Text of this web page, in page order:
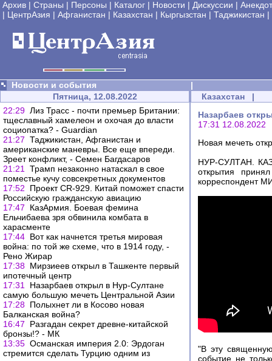
Архив | Страны | Персоны | Каталог | Новости | Дискуссии |
| ЦентрАзия | Афганистан | Казахстан | Кыргызстан | Таджикистан |
Новости и события
|
Пятница, 12.08.2022
22:29 Лиз Трасс - почти премьер Британии:
тщеславный хамелеон и охочая до власти
социопатка? - Guardian
21:27 Таджикистан, Афганистан и
американские маневры. Все еще впереди.
Зреет конфликт, - Семен Багдасаров
21:21
Трамп незаконно натаскал в свое
поместье кучу совсекретных документов
17:52
Проект CR-929. Китай поможет спасти
Российскую гражданскую авиацию
17:47
КазАрмия. Боевая фемина
Ельчибаева зря обвинила комбата в
харасменте
17:44 Вот как начнется третья мировая
война: по той же схеме, что в 1914 году, -
Рено Жирар
17:38 Мирзиеев открыл в Ташкенте первый
ипотечный центр
17:31
Назарбаев открыл в Нур-Султане
самую большую мечеть Центральной Азии
17:28 Полыхнет ли в Косово новая
Балканская война?
16:47
Разгадан секрет древне-китайской
бронзы!? - МК
13:35 Османская империя 2.0: Эрдоган
стремится сделать Турцию одним из
Казахстан |
Назарбаев
17:31 12.08.2022
Новая мечеть
НУР-СУЛТАН.
открытия
корреспондент
"В эту
событие не